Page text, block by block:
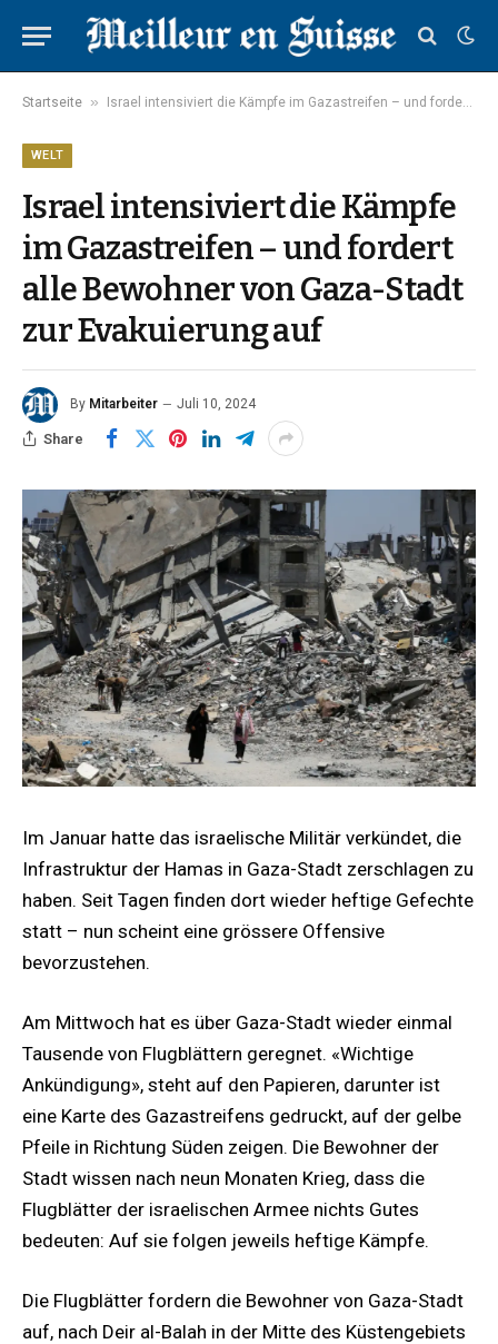
Startseite » Israel intensiviert die Kämpfe im Gazastreifen – und fordert alle Bewohner von Gaza-Stadt zur Evakuierung auf
WELT
Israel intensiviert die Kämpfe
im Gazastreifen – und fordert
alle Bewohner von Gaza-Stadt
zur Evakuierung auf
By Mitarbeiter Juli 10, 2024
Share
Im Januar hatte das israelische Militär verkündet, die
Infrastruktur der Hamas in Gaza-Stadt zerschlagen zu
haben. Seit Tagen finden dort wieder heftige Gefechte
statt – nun scheint eine grössere Offensive
bevorzustehen.
Am Mittwoch hat es über Gaza-Stadt wieder einmal
Tausende von Flugblättern geregnet. «Wichtige
Ankündigung», steht auf den Papieren, darunter ist
eine Karte des Gazastreifens gedruckt, auf der gelbe
Pfeile in Richtung Süden zeigen. Die Bewohner der
Stadt wissen nach neun Monaten Krieg, dass die
Flugblätter der israelischen Armee nichts Gutes
bedeuten: Auf sie folgen jeweils heftige Kämpfe.
Die Flugblätter fordern die Bewohner von Gaza-Stadt
auf, nach Deir al-Balah in der Mitte des Küstengebiets